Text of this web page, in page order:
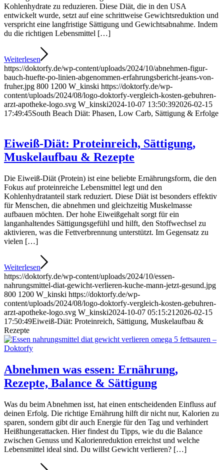
Kohlenhydrate zu reduzieren. Diese Diät, die in den USA
entwickelt wurde, setzt auf eine schrittweise Gewichtsreduktion und
verspricht eine langfristige Sättigung und Gewichtsabnahme. Indem
du die richtigen Lebensmittel […]
Weiterlesen
https://doktorfy.de/wp-content/uploads/2024/10/abnehmen-figur-
bauch-huefte-po-linien-abgenommen-erfahrungsbericht-jeans-von-
fruher.jpg 800 1200 W_kinski https://doktorfy.de/wp-
content/uploads/2024/08/logo-doktorfy-vergleich-kosten-gebuhren-
arzt-apotheke-logo.svg W_kinski2024-10-07 13:50:392026-02-15
17:49:45South Beach Diät: Phasen, Low Carb, Sättigung & Erfolge
Eiweiß-Diät: Proteinreich, Sättigung,
Muskelaufbau & Rezepte
Die Eiweiß-Diät (Protein) ist eine beliebte Ernährungsform, die den
Fokus auf proteinreiche Lebensmittel legt und den
Kohlenhydratanteil stark reduziert. Diese Diät ist besonders effektiv
für Menschen, die abnehmen und gleichzeitig Muskelmasse
aufbauen möchten. Der hohe Eiweißgehalt sorgt für ein
langanhaltendes Sättigungsgefühl und hilft, den Stoffwechsel zu
aktivieren, was die Fettverbrennung unterstützt. Im Gegensatz zu
vielen […]
Weiterlesen
https://doktorfy.de/wp-content/uploads/2024/10/essen-
nahrungsmittel-diat-gewicht-verlieren-kuche-mann-jetzt-gesund.jpg
800 1200 W_kinski https://doktorfy.de/wp-
content/uploads/2024/08/logo-doktorfy-vergleich-kosten-gebuhren-
arzt-apotheke-logo.svg W_kinski2024-10-07 05:15:21 2026-02-15
17:50:49Eiweiß-Diät: Proteinreich, Sättigung, Muskelaufbau &
Rezepte
Abnehmen was essen: Ernährung,
Rezepte, Balance & Sättigung
Was du beim Abnehmen isst, hat einen entscheidenden Einfluss auf
deinen Erfolg. Die richtige Ernährung hilft dir nicht nur, Kalorien zu
sparen, sondern gibt dir auch Energie für den Tag und verhindert
Heißhungerattacken. Hier findest du Tipps, wie du die Balance
zwischen Genuss und Kalorienreduktion erreichst und welche
Lebensmittel ideal sind. Du willst Gewicht verlieren? […]